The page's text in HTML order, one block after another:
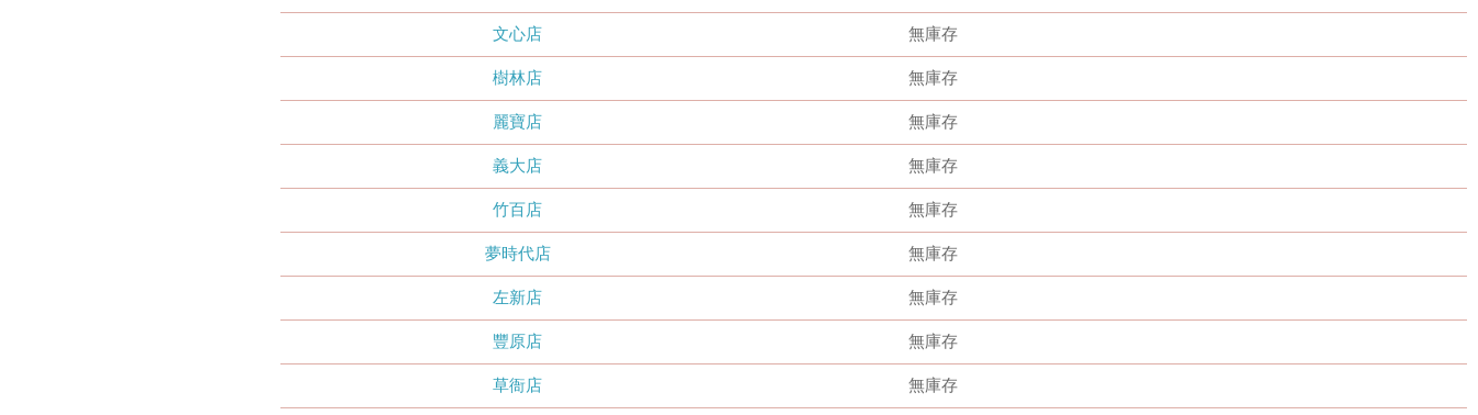
文心店 無庫存
樹林店 無庫存
麗寶店 無庫存
義大店 無庫存
竹百店 無庫存
夢時代店 無庫存
左新店 無庫存
豐原店 無庫存
草衙店 無庫存